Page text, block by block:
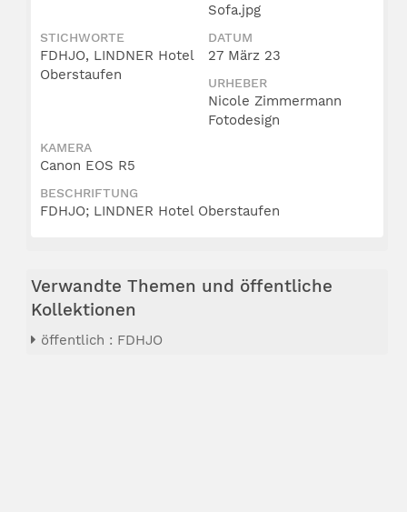
Sofa.jpg
STICHWORTE
FDHJO, LINDNER Hotel
Oberstaufen
DATUM
27 März 23
URHEBER
Nicole Zimmermann
Fotodesign
KAMERA
Canon EOS R5
BESCHRIFTUNG
FDHJO; LINDNER Hotel Oberstaufen
Verwandte Themen und öffentliche
Kollektionen
öffentlich : FDHJO